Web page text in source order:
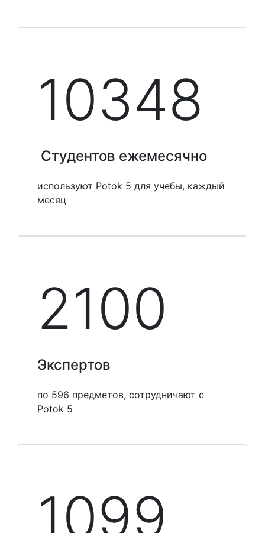
10348
Студентов ежемесячно
используют Potok 5 для учебы, каждый
месяц
2100
Экспертов
по 596 предметов, сотрудничают с
Potok 5
1099